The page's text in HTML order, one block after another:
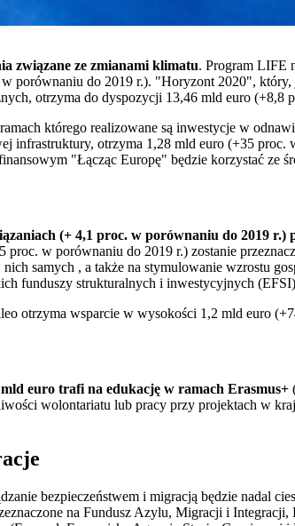
związane ze zmianami klimatu. Program LIFE
porównaniu do 2019 r.). "Horyzont 2020",
otrzyma do dyspozycji 13,46 mld euro (+8,8
którego realizowane są inwestycje w
infrastruktury, otrzyma 1,28 mld euro (+35 proc.
"Łącząc Europę" będzie korzystać ze
(+ 4,1 proc. w porównaniu do 2019 r.)
proc. w porównaniu do 2019 r.) zostanie
samych , a także na stymulowanie wzrostu
funduszy strukturalnych i inwestycyjnych
otrzyma wsparcie w wysokości 1,2 mld euro
mld euro trafi na edukację w ramach Erasmus+
wolontariatu lub pracy przy projektach w
bezpieczeństwem i migracją będzie nadal
na Fundusz Azylu, Migracji i Integracji,